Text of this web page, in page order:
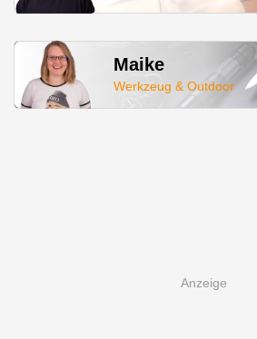
Maike
Werkzeug & Outdoor